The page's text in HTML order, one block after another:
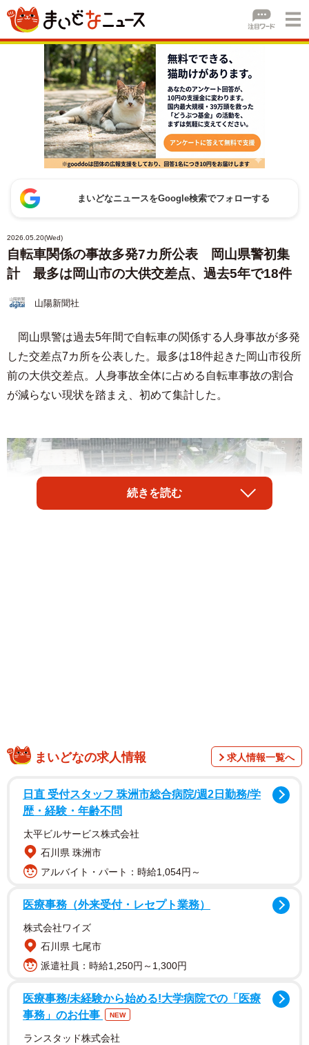
まいどなニュースをGoogle検索でフォローする
2026.05.20(Wed)
自転車関係の事故多発7カ所公表 岡山県警初集
計 最多は岡山市の大供交差点、過去5年で18件
山陽新聞社
岡山県警は過去5年間で自転車の関係する人身事故が多発
した交差点7カ所を公表した。最多は18件起きた岡山市役所
前の大供交差点。人身事故全体に占める自転車事故の割合
が減らない現状を踏まえ、初めて集計した。
5年間で8件以上起きた地点を抽出した。大供は幹線道路
人。事故形態は、旧国道2号を南へ左折する車両と横断中の
自転車による衝突が最多の6件で全体の3割を占めた。
2番目は岡山市の桃太郎大通りにある西川橋交差点と倉敷
断中の自転車による事故が目立った。
出合い頭など車両同士による同じパターンの人身事故が5
続きを読む
まいどなの求人情報 求人情報一覧へ
日直 受付スタッフ 珠洲市総合病院/週2日勤務/学
歴・経験・年齢不問
太平ビルサービス株式会社
石川県 珠洲市
アルバイト・パート：時給1,054円～
医療事務（外来受付・レセプト業務）
株式会社ワイズ
石川県 七尾市
派遣社員：時給1,250円～1,300円
医療事務/未経験から始める!大学病院での「医療
事務」のお仕事
NEW
ランスタッド株式会社